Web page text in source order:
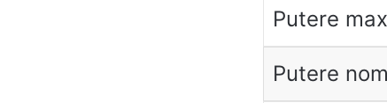
Putere
Putere